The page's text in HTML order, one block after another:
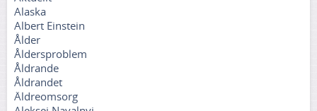
Alaska
Albert Einstein
Ålder
Åldersproblem
Åldrande
Åldrandet
Äldreomsorg